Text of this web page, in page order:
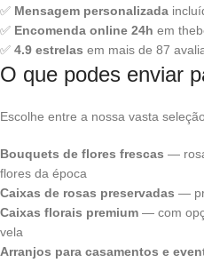
✅ Mensagem personalizada
✅ Encomenda online 24h em
✅ 4.9 estrelas em mais de 87
O que podes enviar
Escolhe entre a nossa vasta
Bouquets de flores frescas —
flores da época
Caixas de rosas preservadas —
Caixas florais premium — com
vela
Arranjos para casamentos e